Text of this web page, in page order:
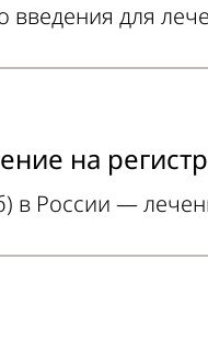
для
на
в России —